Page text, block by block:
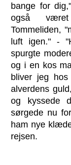
bange for
også
Tommeliden,
luft igen." -
spurgte
og i en kos
bliver jeg
alverdens
og kyssede
sørgede nu
ham nye
rejsen.